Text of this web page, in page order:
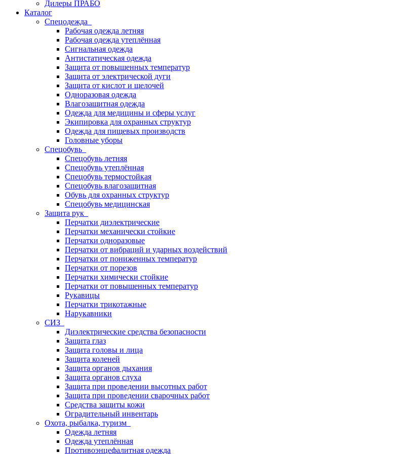
Дилеры ПРАБО
Каталог
Спецодежда
Рабочая одежда летняя
Рабочая одежда утеплённая
Сигнальная одежда
Антистатическая одежда
Защита от повышенных температур
Защита от электрической дуги
Защита от кислот и щелочей
Одноразовая одежда
Влагозащитная одежда
Одежда для медицины и сферы услуг
Экипировка для охранных структур
Одежда для пищевых производств
Головные уборы
Спецобувь
Спецобувь летняя
Спецобувь утеплённая
Спецобувь термостойкая
Спецобувь влагозащитная
Обувь для охранных структур
Спецобувь медицинская
Защита рук
Перчатки диэлектрические
Перчатки механически стойкие
Перчатки одноразовые
Перчатки от вибраций и ударных воздействий
Перчатки от пониженных температур
Перчатки от порезов
Перчатки химически стойкие
Перчатки от повышенных температур
Рукавицы
Перчатки трикотажные
Нарукавники
СИЗ
Диэлектрические средства безопасности
Защита глаз
Защита головы и лица
Защита коленей
Защита органов дыхания
Защита органов слуха
Защита при проведении высотных работ
Защита при проведении сварочных работ
Средства защиты кожи
Оградительный инвентарь
Охота, рыбалка, туризм
Одежда летняя
Одежда утеплённая
Противоэнцефалитная одежда